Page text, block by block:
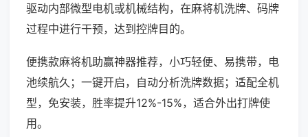
驱动内部微型电机或机械结构，在麻将机洗牌、码牌
过程中进行干预，达到控牌目的。
便携款麻将机助赢神器推荐，小巧轻便、易携带，电
池续航久；一键开启，自动分析洗牌数据；适配全机
型，免安装，胜率提升12%-15%，适合外出打牌使
用。